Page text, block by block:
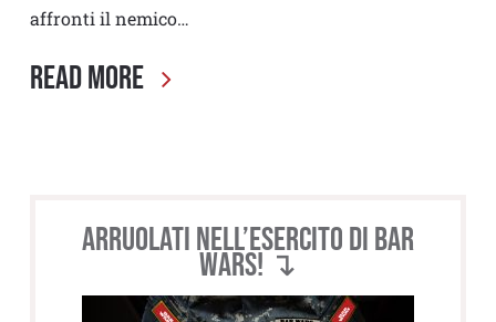
affronti il nemico…
Read More
Arruolati nell’esercito di BAR
WARS! ↴